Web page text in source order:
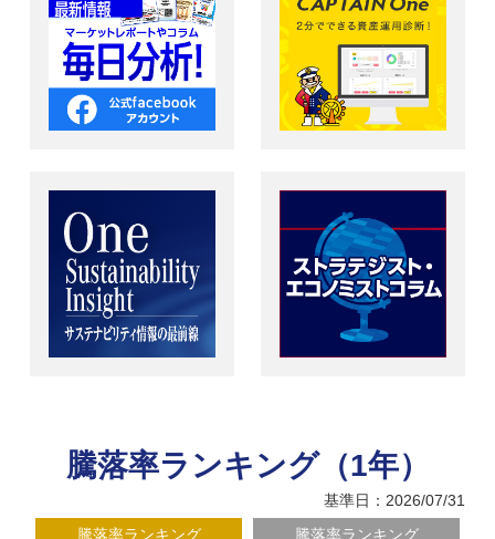
騰落率ランキング（1年）
基準日：2026/07/31
騰落率ランキング
騰落率ランキング